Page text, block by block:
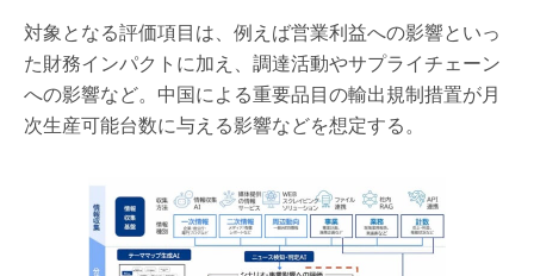
対象となる評価項目は、例えば営業利益への影響といっ
た財務インパクトに加え、調達活動やサプライチェーン
への影響など。中国による重要品目の輸出規制措置が月
次生産可能台数に与える影響などを想定する。